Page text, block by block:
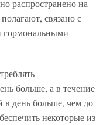
распространено на
связано с
гормональными
больше, а в течение
в день больше, чем до
некоторые из